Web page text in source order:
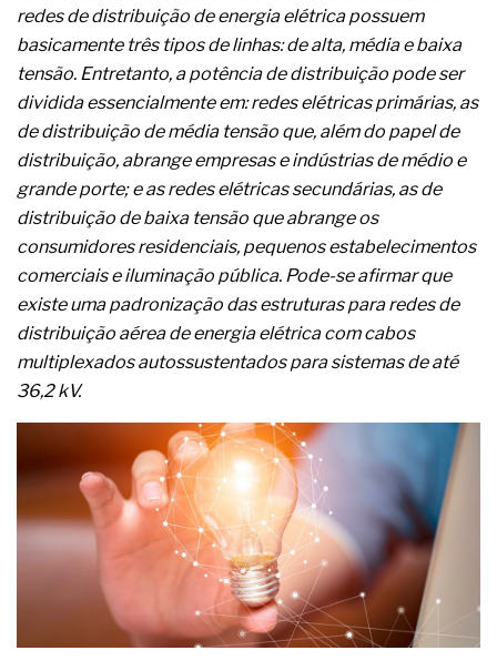
A próxima vantagem competitiva não está no
modelo de IA
complexa ficou ainda mais humana
redes de distribuição de energia elétrica possuem
basicamente três tipos de linhas: de alta, média e baixa
tensão. Entretanto, a potência de distribuição pode ser
dividida essencialmente em: redes elétricas primárias, as
de distribuição de média tensão que, além do papel de
distribuição, abrange empresas e indústrias de médio e
grande porte; e as redes elétricas secundárias, as de
distribuição de baixa tensão que abrange os
consumidores residenciais, pequenos estabelecimentos
comerciais e iluminação pública. Pode-se afirmar que
existe uma padronização das estruturas para redes de
distribuição aérea de energia elétrica com cabos
multiplexados autossustentados para sistemas de até
36,2 kV.